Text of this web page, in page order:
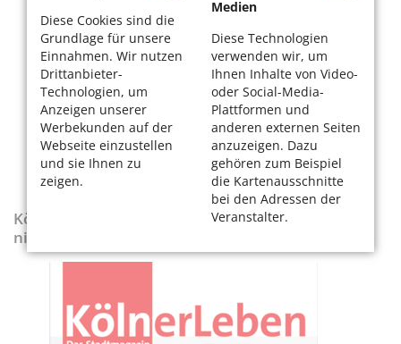
Diese Cookies sind die
Grundlage für unsere
Einnahmen. Wir nutzen
Drittanbieter-
Technologien, um
Anzeigen unserer
Werbekunden auf der
Webseite einzustellen
und sie Ihnen zu
zeigen.
Medien
Diese Technologien
verwenden wir, um
Ihnen Inhalte von Video-
oder Social-Media-
Plattformen und
anderen externen Seiten
anzuzeigen. Dazu
gehören zum Beispiel
die Kartenausschnitte
bei den Adressen der
Veranstalter.
KölnerLeben-Sonderausgabe „Wenn die Rente
nicht reicht“